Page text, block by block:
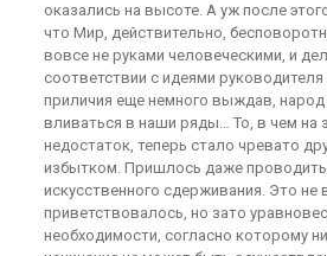
оказались на высоте. А уж после
что Мир, действительно,
вовсе не руками человеческими, и
соответствии с идеями
приличия еще немного выждав, народ
вливаться в наши ряды… То, в чем на
недостаток, теперь стало чревато
избытком. Пришлось даже проводить
искусственного сдерживания. Это не
приветствовалось, но зато
необходимости, согласно которому